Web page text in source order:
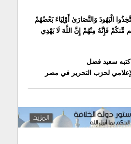
تَتَّخِذُوا الْيَهُودَ وَالنَّصَارَىٰ أَوْلِيَاءَ بَعْضُهُمْ
مِّنكُمْ فَإِنَّهُ مِنْهُمْ إِنَّ اللَّهَ لَا يَهْدِي
كتبه سعيد فضل
لحزب التحرير في مصر